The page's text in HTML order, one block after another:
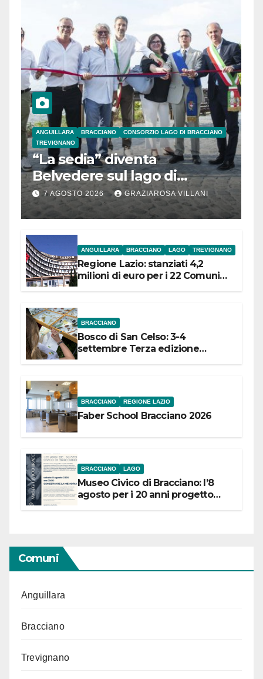
ANGUILLARA BRACCIANO
CONSORZIO LAGO DI BRACCIANO
TREVIGNANO
“La sedia” diventa
Belvedere sul lago di
Bracciano: ieri
l’inaugurazione
7 AGOSTO 2026 GRAZIAROSA VILLANI
ANGUILLARA BRACCIANO LAGO TREVIGNANO
Regione Lazio: stanziati 4,2
milioni di euro per i 22 Comuni
BRACCIANO
Bosco di San Celso: 3-4
settembre Terza edizione
BRACCIANO REGIONE LAZIO
Faber School Bracciano 2026
BRACCIANO LAGO
Museo Civico di Bracciano: l’8
agosto per i 20 anni progetto
Comuni
Anguillara
Bracciano
Trevignano